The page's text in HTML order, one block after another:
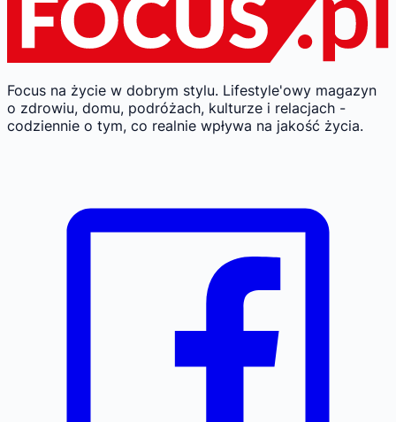
Focus na życie w dobrym stylu. Lifestyle'owy magazyn
o zdrowiu, domu, podróżach, kulturze i relacjach -
codziennie o tym, co realnie wpływa na jakość życia.